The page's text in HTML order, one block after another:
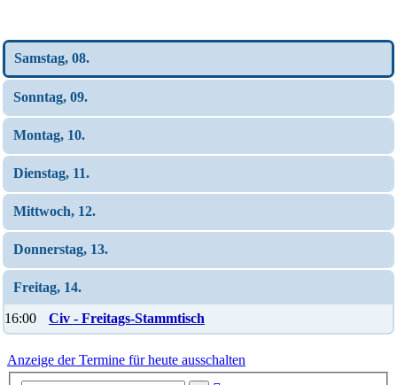
Samstag, 08.
Sonntag, 09.
Montag, 10.
Dienstag, 11.
Mittwoch, 12.
Donnerstag, 13.
Freitag, 14.
16:00 Civ - Freitags-Stammtisch
Anzeige der Termine für heute ausschalten